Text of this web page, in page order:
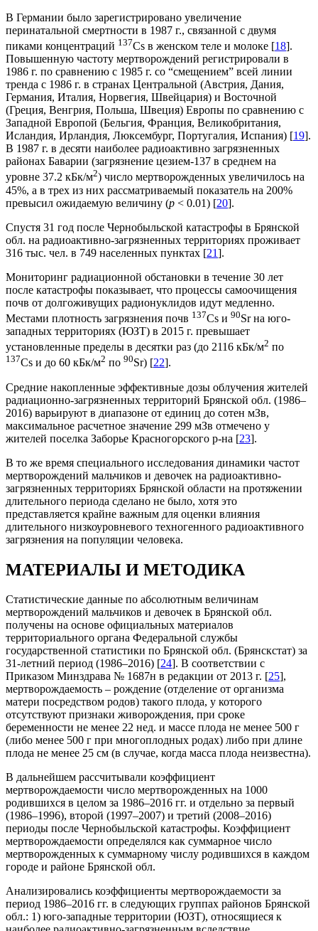
В Германии было зарегистрировано увеличение
перинатальной смертности в 1987 г., связанной с двумя
пиками концентраций 137Cs в женском теле и молоке [18].
Повышенную частоту мертворождений регистрировали в
1986 г. по сравнению с 1985 г. со “смещением” всей линии
тренда с 1986 г. в странах Центральной (Австрия, Дания,
Германия, Италия, Норвегия, Швейцария) и Восточной
(Греция, Венгрия, Польша, Швеция) Европы по сравнению с
Западной Европой (Бельгия, Франция, Великобритания,
Исландия, Ирландия, Люксембург, Португалия, Испания) [19].
В 1987 г. в десяти наиболее радиоактивно загрязненных
районах Баварии (загрязнение цезием-137 в среднем на
уровне 37.2 кБк/м2) число мертворожденных увеличилось на
45%, а в трех из них рассматриваемый показатель на 200%
превысил ожидаемую величину (p < 0.01) [20].
Спустя 31 год после Чернобыльской катастрофы в Брянской
обл. на радиоактивно-загрязненных территориях проживает
316 тыс. чел. в 749 населенных пунктах [21].
Мониторинг радиационной обстановки в течение 30 лет
после катастрофы показывает, что процессы самоочищения
почв от долгоживущих радионуклидов идут медленно.
Местами плотность загрязнения почв 137Cs и 90Sr на юго-
западных территориях (ЮЗТ) в 2015 г. превышает
установленные пределы в десятки раз (до 2116 кБк/м2 по
137Cs и до 60 кБк/м2 по 90Sr) [22].
Средние накопленные эффективные дозы облучения жителей
радиационно-загрязненных территорий Брянской обл. (1986–
2016) варьируют в диапазоне от единиц до сотен мЗв,
максимальное расчетное значение 299 мЗв отмечено у
жителей поселка Заборье Красногорского р-на [23].
В то же время специального исследования динамики частот
мертворождений мальчиков и девочек на радиоактивно-
загрязненных территориях Брянской области на протяжении
длительного периода сделано не было, хотя это
представляется крайне важным для оценки влияния
длительного низкоуровневого техногенного радиоактивного
загрязнения на популяции человека.
МАТЕРИАЛЫ И МЕТОДИКА
Статистические данные по абсолютным величинам
мертворождений мальчиков и девочек в Брянской обл.
получены на основе официальных материалов
территориального органа Федеральной службы
государственной статистики по Брянской обл. (Брянскстат) за
31-летний период (1986–2016) [24]. В соответствии с
Приказом Минздрава № 1687н в редакции от 2013 г. [25],
мертворождаемость – рождение (отделение от организма
матери посредством родов) такого плода, у которого
отсутствуют признаки живорождения, при сроке
беременности не менее 22 нед. и массе плода не менее 500 г
(либо менее 500 г при многоплодных родах) либо при длине
плода не менее 25 см (в случае, когда масса плода неизвестна).
В дальнейшем рассчитывали коэффициент
мертворождаемости число мертворожденных на 1000
родившихся в целом за 1986–2016 гг. и отдельно за первый
(1986–1996), второй (1997–2007) и третий (2008–2016)
периоды после Чернобыльской катастрофы. Коэффициент
мертворождаемости определялся как суммарное число
мертворожденных к суммарному числу родившихся в каждом
городе и районе Брянской обл.
Анализировались коэффициенты мертворождаемости за
период 1986–2016 гг. в следующих группах районов Брянской
обл.: 1) юго-западные территории (ЮЗТ), относящиеся к